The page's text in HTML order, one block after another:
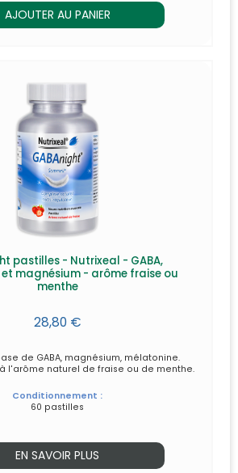
AJOUTER AU PANIER
pastilles - Nutrixeal - GABA,
magnésium - arôme fraise ou
menthe
28,80 €
de GABA, magnésium, mélatonine.
l'arôme naturel de fraise ou de menthe.
Conditionnement :
60 pastilles
EN SAVOIR PLUS